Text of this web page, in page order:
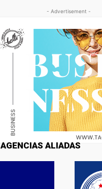
- Advertisement -
AGENCIAS ALIADAS